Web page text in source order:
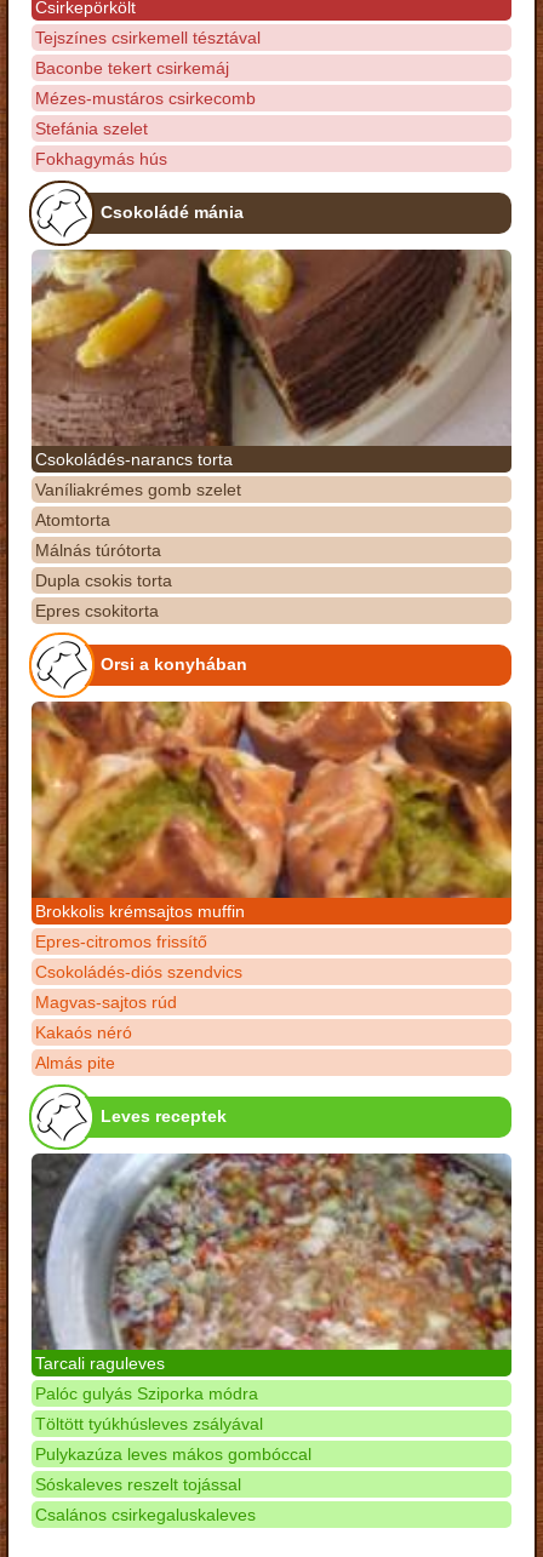
Csirkepörkölt
Tejszínes csirkemell tésztával
Baconbe tekert csirkemáj
Mézes-mustáros csirkecomb
Stefánia szelet
Fokhagymás hús
Csokoládé mánia
Csokoládés-narancs torta
Vaníliakrémes gomb szelet
Atomtorta
Málnás túrótorta
Dupla csokis torta
Epres csokitorta
Orsi a konyhában
Brokkolis krémsajtos muffin
Epres-citromos frissítő
Csokoládés-diós szendvics
Magvas-sajtos rúd
Kakaós néró
Almás pite
Leves receptek
Tarcali raguleves
Palóc gulyás Sziporka módra
Töltött tyúkhúsleves zsályával
Pulykazúza leves mákos gombóccal
Sóskaleves reszelt tojással
Csalános csirkegaluskaleves